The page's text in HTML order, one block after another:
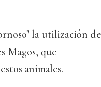
la utilización de
Magos, que
animales.